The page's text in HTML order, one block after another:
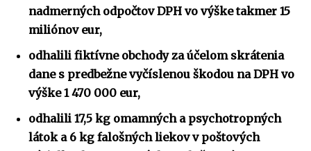
nadmerných odpočtov DPH vo výške takmer 15
miliónov eur,
odhalili fiktívne obchody za účelom skrátenia
dane s predbežne vyčíslenou škodou na DPH vo
výške 1 470 000 eur,
odhalili 17,5 kg omamných a psychotropných
látok a 6 kg falošných liekov v poštových